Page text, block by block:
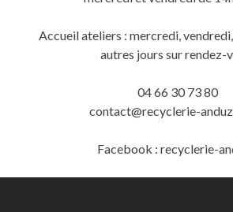
Accueil ateliers : mercredi,
autres jours sur rendez-
04 66 30 73 80
contact@recyclerie-
Facebook : recyclerie-